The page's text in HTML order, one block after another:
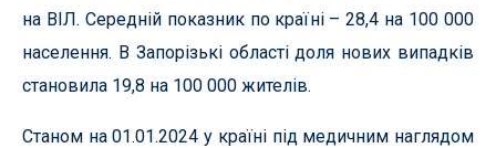
на ВІЛ. Середній показник по країні – 28,4 на 100 000
населення. В Запорізькі області доля нових випадків
становила 19,8 на 100 000 жителів.
Станом на 01.01.2024 у країні під медичним наглядом